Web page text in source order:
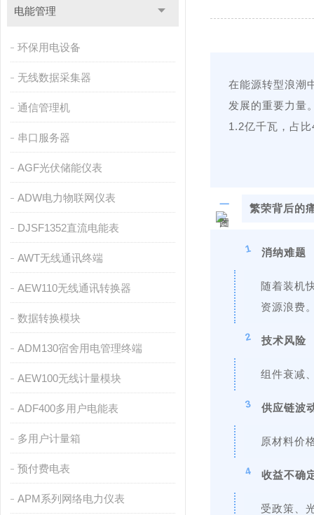
电能管理
环保用电设备
无线数据采集器
通信管理机
串口服务器
AGF光伏储能仪表
ADW电力物联网仪表
DJSF1352直流电能表
AWT无线通讯终端
AEW110无线通讯转换器
数据转换模块
ADM130宿舍用电管理终端
AEW100无线计量模块
ADF400多用户电能表
多用户计量箱
预付费电表
APM系列网络电力仪表
在能源转型浪潮
发展的重要力量
1.2亿千瓦，占
一 繁荣背后的
1 消纳难题
随着装机
资源浪费
2 技术风险
组件衰减
3 供应链波
原材料价
4 收益不确
受政策、